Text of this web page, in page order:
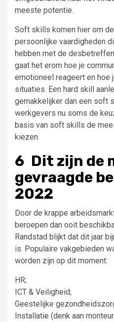
meeste potentie.
Soft skills komen hier om
persoonlijke vaardigheden
hebben met de
gaat het erom hoe je
emotioneel reageert en hoe
situaties. Een hard skill
gemakkelijker dan een soft
werkgevers nu soms de
basis van soft skills de
kiezen.
6 Dit zijn de
gevraagde
2022
Door de krappe
beroepen dan ooit
Randstad blijkt dat dit jaar
is. Populaire vakgebieden
worden zijn op dit moment:
HR;
ICT & Veiligheid;
Geestelijke
Installatie (denk aan